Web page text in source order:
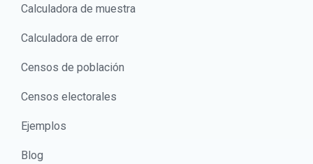
Calculadora de muestra
Calculadora de error
Censos de población
Censos electorales
Ejemplos
Blog